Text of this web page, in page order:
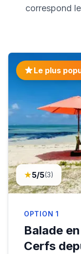
correspond
Le plus
★5/5(3)
OPTION 1
Balade
Cerfs